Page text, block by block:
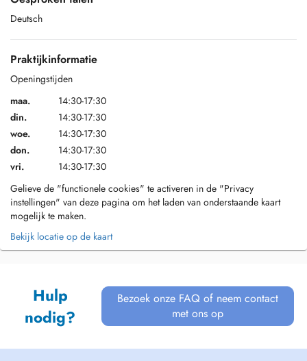
Deutsch
Praktijkinformatie
Openingstijden
maa.
14:30-17:30
din.
14:30-17:30
woe.
14:30-17:30
don.
14:30-17:30
vri.
14:30-17:30
Gelieve de "functionele cookies" te activeren in de "Privacy
instellingen" van deze pagina om het laden van onderstaande kaart
mogelijk te maken.
Bekijk locatie op de kaart
Hulp
nodig?
Bezoek onze FAQ of neem contact
met ons op